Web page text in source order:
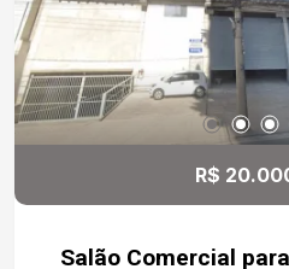
R$
Salão Comercial